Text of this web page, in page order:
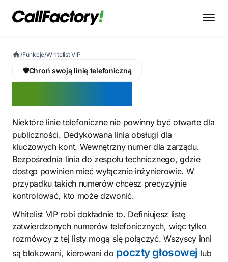
/Funkcje/Whitelist VIP
🛡️Chroń swoją linię telefoniczną
Niektóre linie telefoniczne nie powinny być otwarte dla
publiczności. Dedykowana linia obsługi dla
kluczowych kont. Wewnętrzny numer dla zarządu.
Bezpośrednia linia do zespołu technicznego, gdzie
dostęp powinien mieć wyłącznie inżynierowie. W
przypadku takich numerów chcesz precyzyjnie
kontrolować, kto może dzwonić.
Whitelist VIP robi dokładnie to. Definiujesz listę
zatwierdzonych numerów telefonicznych, więc tylko
rozmówcy z tej listy mogą się połączyć. Wszyscy inni
są blokowani, kierowani do poczty głosowej lub